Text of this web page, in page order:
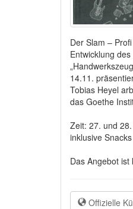
Der Slam –
Entwicklung
14.11.
Tobias Heyel
das Goethe
Zeit: 27. und
inklusive
Das Angebot
Offizielle